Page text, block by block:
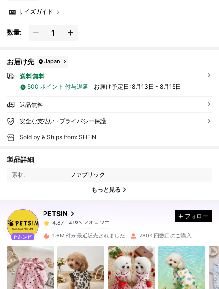
サイズガイド
数量:
お届け先 Japan
送料無料
500 ポイント 付与遅延 お届け予定日: 8月13日 - 8月15日
返品無料
安全な支払い · プライバシー保護
Sold by & Ships from: SHEIN
製品詳細
素材: ファブリック
もっと見る
PETSIN
216K フォロワー
4.87
216K フォロワー
m***n は17時間前に購入しました
4.87 216K フォロワー
4.87 216K フォロワー
フォロー
1.6M 件が最近販売されました 780K 回数目のご購入